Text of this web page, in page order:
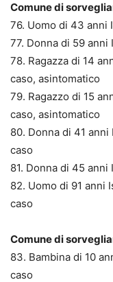
Comune di
76. Uomo di 43 anni
77. Donna di 59
78. Ragazza di 14
caso, asintomatico
79. Ragazzo di 15
caso, asintomatico
80. Donna di 41
caso
81. Donna di 45
82. Uomo di 91 anni
caso
Comune di
83. Bambina di 10
caso